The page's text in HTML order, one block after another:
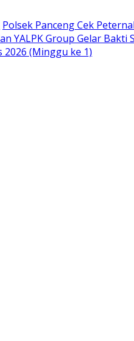
Polsek Panceng Cek
YALPK Group Gelar Bakti
2026 (Minggu ke 1)